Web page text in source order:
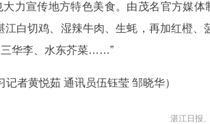
力宣传地方特色美食。由茂名官方媒
江白切鸡、湿辣牛肉、生蚝，再加红橙
三华李、水东芥菜……”
记者黄悦茹 通讯员伍钰莹 邹晓华）
湛江日报